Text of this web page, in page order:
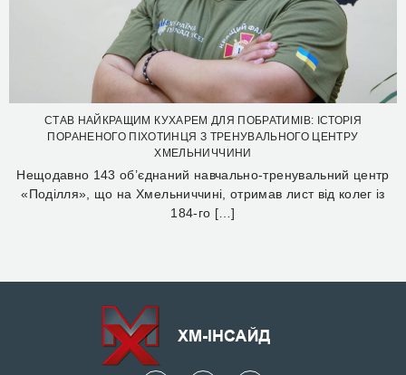
СТАВ НАЙКРАЩИМ КУХАРЕМ ДЛЯ ПОБРАТИМІВ: ІСТОРІЯ
ПОРАНЕНОГО ПІХОТИНЦЯ З ТРЕНУВАЛЬНОГО ЦЕНТРУ
ХМЕЛЬНИЧЧИНИ
Нещодавно 143 об’єднаний навчально-тренувальний центр
«Поділля», що на Хмельниччині, отримав лист від колег із
184-го […]